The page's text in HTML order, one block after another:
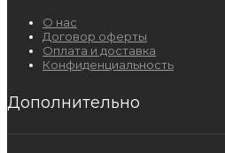
О нас
Договор оферты
Оплата и доставка
Конфиденциальность
Дополнительно